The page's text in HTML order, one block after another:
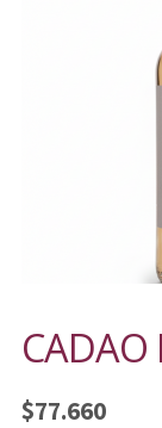
CADAO
$77.660